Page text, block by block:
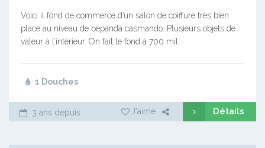
Voici il fond de commerce d’un salon de coiffure très bien
placé au niveau de bepanda casmando. Plusieurs objets de
valeur à l’intérieur. On fait le fond à 700 mil,…
1 Douches
3 ans depuis J'aime Détails